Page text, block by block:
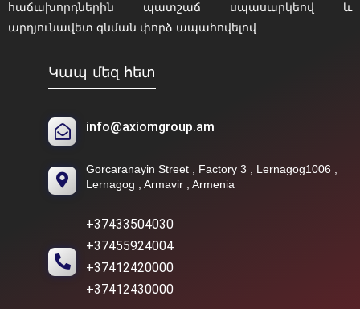
հաճախորդներին պատշաճ սպասարկեով և
արդյունավետ գնման փորձ ապահովելով
Կապ մեզ հետ
info@axiomgroup.am
Gorcaranayin Street , Factory 3 , Lernagog1006 ,
Lernagog , Armavir , Armenia
+37433504030
+37455924004
+37412420000
+37412430000